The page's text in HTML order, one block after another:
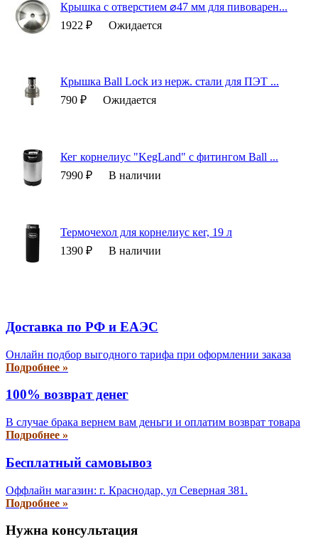
Крышка с отверстием ⌀47 мм для пивоварен...
1922 ₽
Ожидается
Крышка Ball Lock из нерж. стали для ПЭТ ...
790 ₽
Ожидается
Кег корнелиус "KegLand" с фитингом Ball ...
7990 ₽
В наличии
Термочехол для корнелиус кег, 19 л
1390 ₽
В наличии
Доставка по РФ и EAЭС
Онлайн подбор выгодного тарифа при оформлении заказа
Подробнее »
100% возврат денег
В случае брака вернем вам деньги и оплатим возврат товара
Подробнее »
Бесплатный самовывоз
Оффлайн магазин: г. Краснодар, ул Северная 381.
Подробнее »
Нужна консультация